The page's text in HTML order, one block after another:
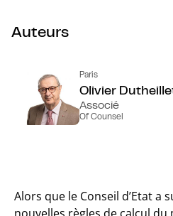
Auteurs
Paris
Olivier
Associé
Of Counsel
Alors que le Conseil d’Etat a